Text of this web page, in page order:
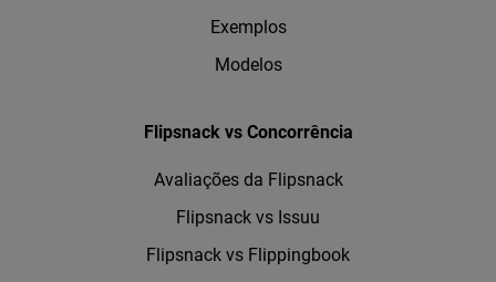
Exemplos
Modelos
Flipsnack vs Concorrência
Avaliações da Flipsnack
Flipsnack vs Issuu
Flipsnack vs Flippingbook